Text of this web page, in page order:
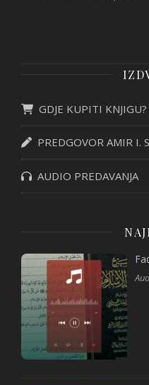
GDJE KUPITI KNJIGU?
PREDGOVOR AMIR I.
AUDIO PREDAVANJA